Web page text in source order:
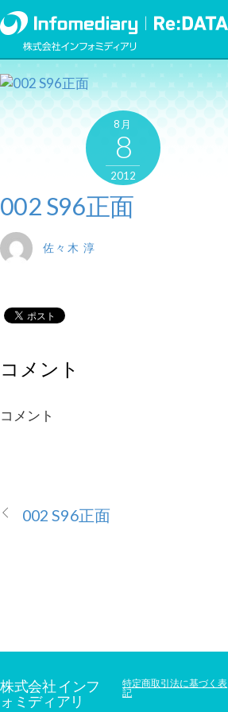
8月
8
2012
002 S96正面
佐々木 淳
コメント
コメント
002 S96正面
株式会社 インフ
ォミディアリ
特定商取引法に基づく表
記